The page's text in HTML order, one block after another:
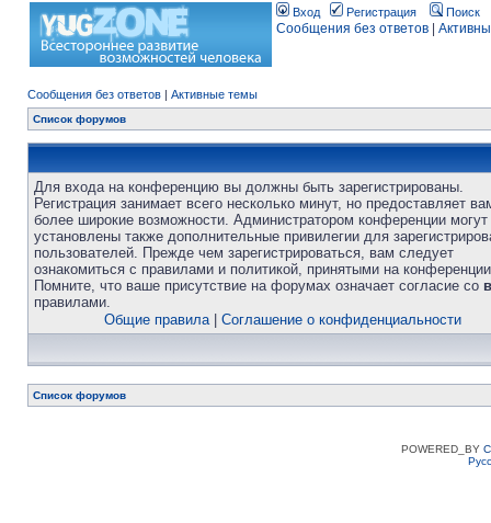
Вход Регистрация Поиск
Сообщения без ответов
Сообщения без ответов | Активные темы
Список форумов
Для входа на конференцию вы должны быть зарегистрированы.
Регистрация занимает всего несколько минут, но предоставляет
более широкие возможности. Администратором конференции
установлены также дополнительные привилегии для
пользователей. Прежде чем зарегистрироваться, вам следует
ознакомиться с правилами и политикой, принятыми на
Помните, что ваше присутствие на форумах означает согласие со
правилами.
Общие правила| Соглашение о конфиденциальности
Список форумов
POWERED_BY